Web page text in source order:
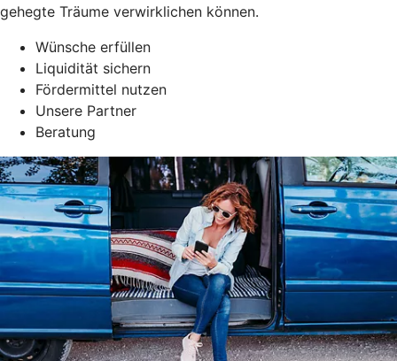
gehegte Träume verwirklichen können.
Wünsche erfüllen
Liquidität sichern
Fördermittel nutzen
Unsere Partner
Beratung